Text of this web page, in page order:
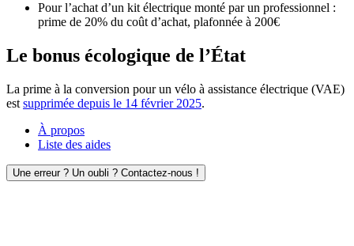
Pour l’achat d’un kit électrique monté par un professionnel :
prime de 20% du coût d’achat, plafonnée à 200€
Le bonus écologique de l’État
La prime à la conversion pour un vélo à assistance électrique (VAE)
est supprimée depuis le 14 février 2025.
À propos
Liste des aides
Une erreur ? Un oubli ? Contactez-nous !